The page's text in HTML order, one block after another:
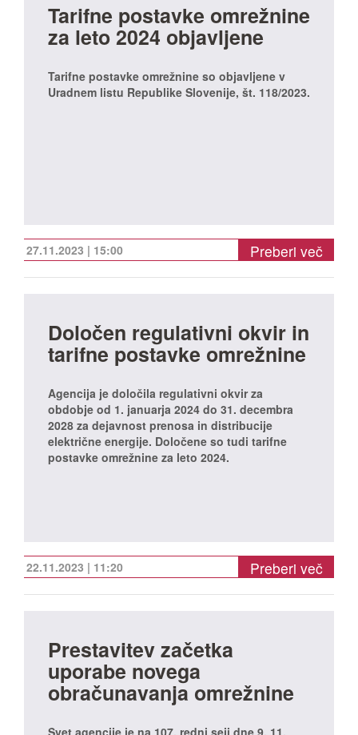
Tarifne postavke omrežnine
za leto 2024 objavljene
Tarifne postavke omrežnine so objavljene v
Uradnem listu Republike Slovenije, št. 118/2023.
27.11.2023 | 15:00 Preberi več
Določen regulativni okvir in
tarifne postavke omrežnine
Agencija je določila regulativni okvir za
obdobje od 1. januarja 2024 do 31. decembra
2028 za dejavnost prenosa in distribucije
električne energije. Določene so tudi tarifne
postavke omrežnine za leto 2024.
22.11.2023 | 11:20 Preberi več
Prestavitev začetka
uporabe novega
obračunavanja omrežnine
Svet agencije je na 107. redni seji dne 9. 11.